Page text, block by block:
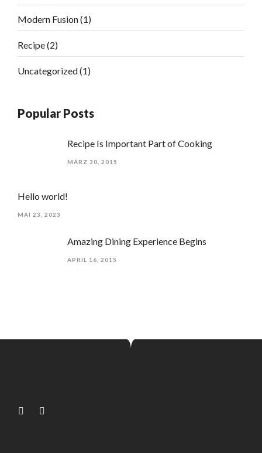
Modern Fusion(1)
Recipe(2)
Uncategorized(1)
Popular Posts
Recipe Is Important Part of Cooking
MÄRZ 30, 2015
Hello world!
MAI 23, 2023
Amazing Dining Experience Begins
APRIL 16, 2015